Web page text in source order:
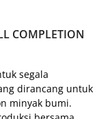
COMPLETION
segala
dirancang untuk
minyak bumi.